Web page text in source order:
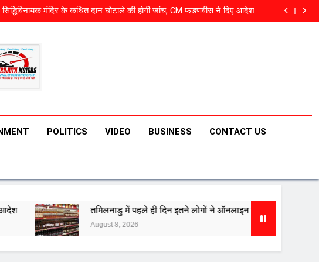
सिद्धिविनायक मंदिर के कथित दान घोटाले की होगी जांच, CM फडणवीस ने दिए आदेश
दिन इतने लोगों ने ऑनलाइन बुक की शराब, लेकिन नहीं हुई होम डिलीवरी, जानें क्यों
ईरान युद्ध पर पेजेशकियान का बड़ा बयान- ‘हमने शुरू नहीं किया, 48 घंटे में…’
सिद्धिविनायक मंदिर के कथित दान घोटाले की होगी जांच, CM फडणवीस ने दिए आदेश
दिन इतने लोगों ने ऑनलाइन बुक की शराब, लेकिन नहीं हुई होम डिलीवरी, जानें क्यों
जहर! टेलकम पाउडर वाला आटा तो नहीं खा रहे, नकली पनीर-घी से भी रहें अलर्ट
POLITICS VIDEO BUSINESS CONTACT US
तमिलनाडु में पहले ही दिन इतने लोगों ने ऑनलाइन बुक की शराब, लेकिन नहीं हुई होम
August 8, 2026